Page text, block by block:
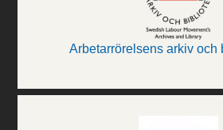
Arbetarrörelsens arkiv och